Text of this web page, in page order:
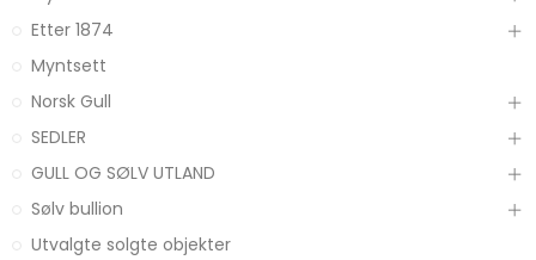
Etter 1874
Myntsett
Norsk Gull
SEDLER
GULL OG SØLV UTLAND
Sølv bullion
Utvalgte solgte objekter